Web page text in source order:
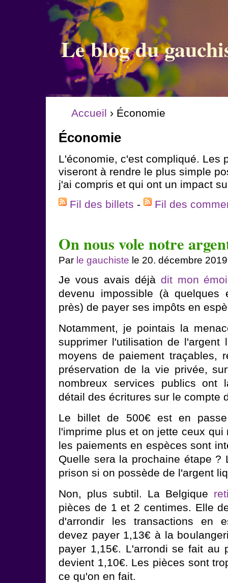
Le blog du
Accueil › Économie
Économie
L'économie, c'est compliqué. Les
viseront à rendre le plus simple
j'ai compris et qui ont un impact
Fil des billets - Fil des
On nous vole notre
Par le gauchiste le 20. décembre
Je vous avais déjà dit mon émoi
devenu impossible (à quelques
près) de payer ses impôts en
Notamment, je pointais la
supprimer l'utilisation de l'argent
moyens de paiement traçables,
préservation de la vie privée,
nombreux services publics
détail des écritures sur le compte
Le billet de 500€ est en
l'imprime plus et on jette ceux
les paiements en espèces sont
Quelle sera la prochaine étape
prison si on possède de l'argent
Non, plus subtil. La Belgique
pièces de 1 et 2 centimes. Elle
d'arrondir les transactions en
devez payer 1,13€ à la
payer 1,15€. L'arrondi se fait au
devient 1,10€. Les pièces sont
ce qu'on en fait.